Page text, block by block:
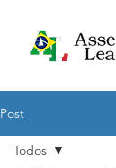
Post
Todos